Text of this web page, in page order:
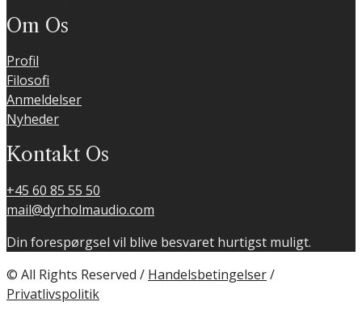
Om Os
Profil
Filosofi
Anmeldelser
Nyheder
Kontakt Os
+45 60 85 55 50
mail@dyrholmaudio.com
Din forespørgsel vil blive besvaret hurtigst muligt.
© All Rights Reserved / Handelsbetingelser/
Privatlivspolitik